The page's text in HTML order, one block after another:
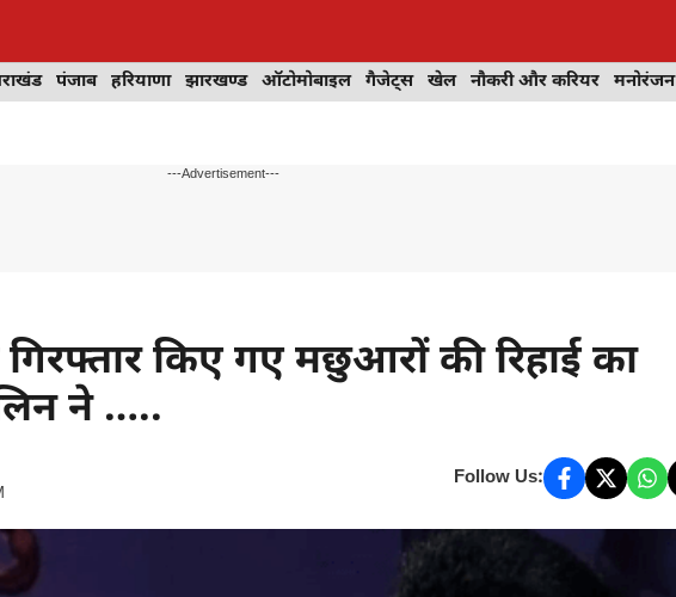
पंजाब हरियाणा झारखण्ड ऑटोमोबाइल गैजेट्स खेल नौकरी और करियर मनोरंजन
---Advertisement---
गिरफ्तार किए गए मछुआरों की रिहाई का
ने …..
Follow Us: